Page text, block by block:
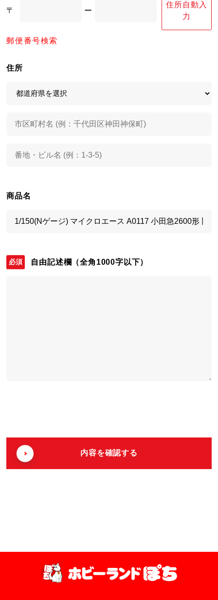
〒 ー
住所自動入
力
郵便番号検索
住所
商品名
自由記述欄 （全角1000字以下）